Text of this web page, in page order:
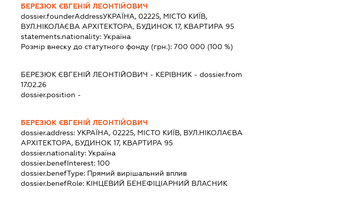
БЕРЕЗЮК ЄВГЕНІЙ ЛЕОНТІЙОВИЧ
dossier.founderAddressУКРАЇНА, 02225, МІСТО КИЇВ,
ВУЛ.НІКОЛАЄВА АРХІТЕКТОРА, БУДИНОК 17, КВАРТИРА 95
statements.nationality: Україна
Розмір внеску до статутного фонду (грн.): 700 000 (100 %)
БЕРЕЗЮК ЄВГЕНІЙ ЛЕОНТІЙОВИЧ - КЕРІВНИК - dossier.from
17.02.26
dossier.position -
БЕРЕЗЮК ЄВГЕНІЙ ЛЕОНТІЙОВИЧ
dossier.address: УКРАЇНА, 02225, МІСТО КИЇВ, ВУЛ.НІКОЛАЄВА
АРХІТЕКТОРА, БУДИНОК 17, КВАРТИРА 95
dossier.nationality: Україна
dossier.benefInterest: 100
dossier.benefType: Прямий вирішальний вплив
dossier.benefRole: КІНЦЕВИЙ БЕНЕФІЦІАРНИЙ ВЛАСНИК